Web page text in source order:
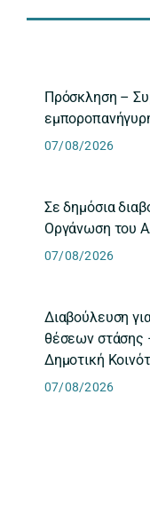
Πρόσκληση –
07/08/2026
Σε δημόσια
Οργάνωση του
07/08/2026
Διαβούλευση
θέσεων στάσης
Δημοτική
07/08/2026